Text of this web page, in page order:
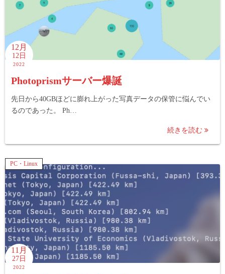
12月
12日
2022
Photoprismサーバー爆誕
先日から40GBほどに膨れ上がった写真データの保管に悩んでい
るのであった。 Ph…
続きを読む
PC・Linux
11月
27日
2022